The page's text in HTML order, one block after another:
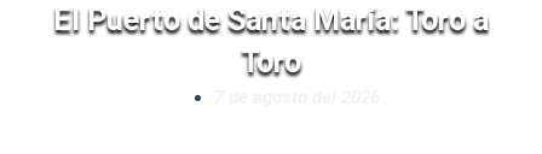
El Puerto de Santa María: Toro a
Toro